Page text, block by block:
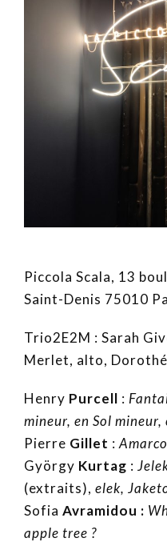
Piccola Scala, 13
Saint-Denis 75010
Trio2E2M : Sarah
Merlet, alto,
Henry Purcell :
mineur, en Sol mineur,
Pierre Gillet :
György Kurtag :
(extraits), elek,
Sofia Avramidou :
apple tree ?